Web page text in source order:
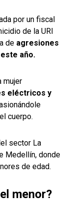
por un fiscal
de la URI
de agresiones
año.
mujer
eléctricos y
cuerpo.
sector La
Medellín, donde
de edad.
menor?